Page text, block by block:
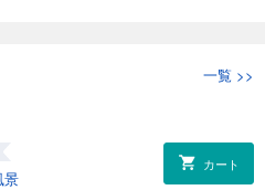
一覧 >>
景
カート